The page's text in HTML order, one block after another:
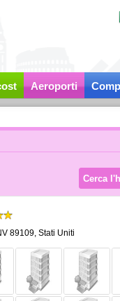
Aeroporti
89109, Stati Uniti